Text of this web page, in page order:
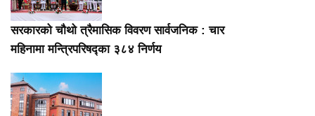
सरकारको चौथो त्रैमासिक विवरण सार्वजनिक : चार
महिनामा मन्त्रिपरिषद्का ३८४ निर्णय